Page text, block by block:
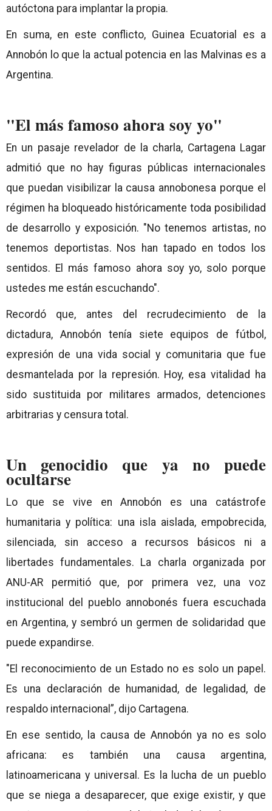
autóctona para implantar la propia.
En suma, en este conflicto, Guinea Ecuatorial es a
Annobón lo que la actual potencia en las Malvinas es a
Argentina.
"El más famoso ahora soy yo"
En un pasaje revelador de la charla, Cartagena Lagar
admitió que no hay figuras públicas internacionales
que puedan visibilizar la causa annobonesa porque el
régimen ha bloqueado históricamente toda posibilidad
de desarrollo y exposición. "No tenemos artistas, no
tenemos deportistas. Nos han tapado en todos los
sentidos. El más famoso ahora soy yo, solo porque
ustedes me están escuchando".
Recordó que, antes del recrudecimiento de la
dictadura, Annobón tenía siete equipos de fútbol,
expresión de una vida social y comunitaria que fue
desmantelada por la represión. Hoy, esa vitalidad ha
sido sustituida por militares armados, detenciones
arbitrarias y censura total.
Un genocidio que ya no puede
ocultarse
Lo que se vive en Annobón es una catástrofe
humanitaria y política: una isla aislada, empobrecida,
silenciada, sin acceso a recursos básicos ni a
libertades fundamentales. La charla organizada por
ANU-AR permitió que, por primera vez, una voz
institucional del pueblo annobonés fuera escuchada
en Argentina, y sembró un germen de solidaridad que
puede expandirse.
"El reconocimiento de un Estado no es solo un papel.
Es una declaración de humanidad, de legalidad, de
respaldo internacional”, dijo Cartagena.
En ese sentido, la causa de Annobón ya no es solo
africana: es también una causa argentina,
latinoamericana y universal. Es la lucha de un pueblo
que se niega a desaparecer, que exige existir, y que